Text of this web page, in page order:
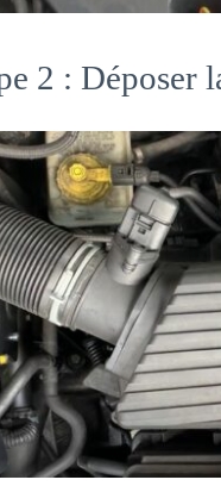
2 : Déposer